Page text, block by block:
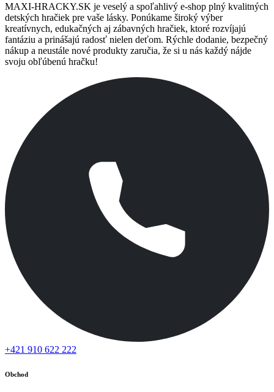
MAXI-HRACKY.SK je veselý a spoľahlivý e-shop plný kvalitných
detských hračiek pre vaše lásky. Ponúkame široký výber
kreatívnych, edukačných aj zábavných hračiek, ktoré rozvíjajú
fantáziu a prinášajú radosť nielen deťom. Rýchle dodanie, bezpečný
nákup a neustále nové produkty zaručia, že si u nás každý nájde
svoju obľúbenú hračku!
+421 910 622 222
Obchod